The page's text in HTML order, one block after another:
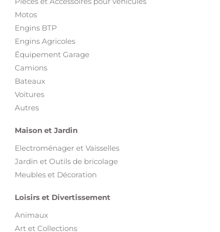
Motos
Engins BTP
Engins Agricoles
Équipement Garage
Camions
Bateaux
Voitures
Autres
Maison et Jardin
Electroménager et Vaisselles
Jardin et Outils de bricolage
Meubles et Décoration
Loisirs et Divertissement
Animaux
Art et Collections